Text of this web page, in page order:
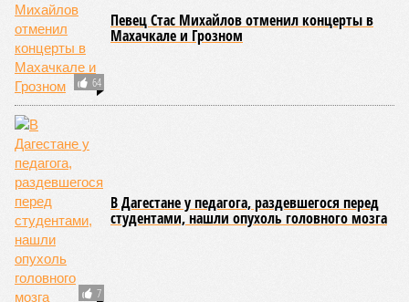
64
Певец Стас Михайлов отменил концерты в
Махачкале и Грозном
7
В Дагестане у педагога, раздевшегося перед
студентами, нашли опухоль головного мозга